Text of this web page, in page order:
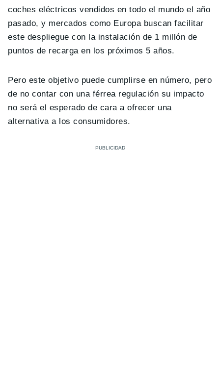
coches eléctricos vendidos en todo el mundo el año
pasado, y mercados como Europa buscan facilitar
este despliegue con la instalación de 1 millón de
puntos de recarga en los próximos 5 años.
Pero este objetivo puede cumplirse en número, pero
de no contar con una férrea regulación su impacto
no será el esperado de cara a ofrecer una
alternativa a los consumidores.